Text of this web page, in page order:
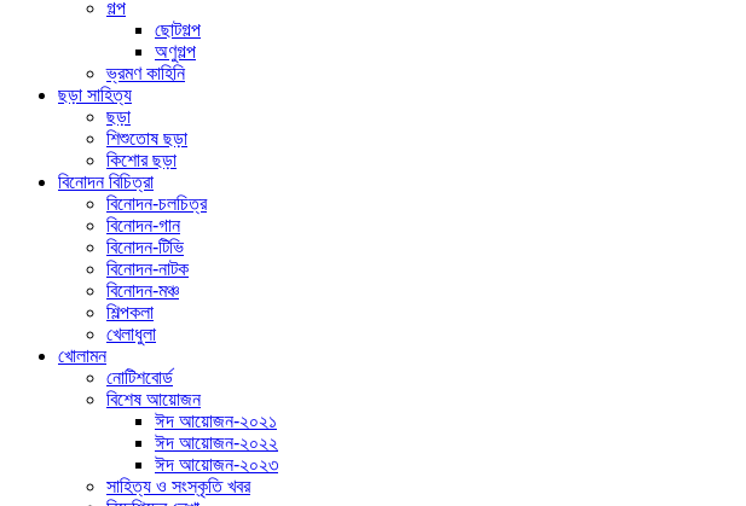
গল্প
ছোটগল্প
অণুগল্প
ভ্রমণ কাহিনি
ছড়া সাহিত্য
ছড়া
শিশুতোষ ছড়া
কিশোর ছড়া
বিনোদন বিচিত্রা
বিনোদন-চলচিত্র
বিনোদন-গান
বিনোদন-টিভি
বিনোদন-নাটক
বিনোদন-মঞ্চ
শিল্পকলা
খেলাধুলা
খোলামন
নোটিশবোর্ড
বিশেষ আয়োজন
ঈদ আয়োজন-২০২১
ঈদ আয়োজন-২০২২
ঈদ আয়োজন-২০২৩
সাহিত্য ও সংস্কৃতি খবর